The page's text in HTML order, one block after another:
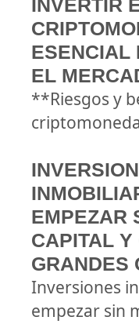
INVERTIR
ESENCIAL
EL
**Riesgos y
EMPEZAR
CAPITAL Y
GRANDES
Inversiones
empezar sin